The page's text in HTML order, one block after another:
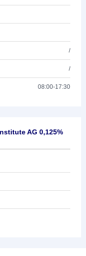
/
/
08:00-17:30
AG 0,125%